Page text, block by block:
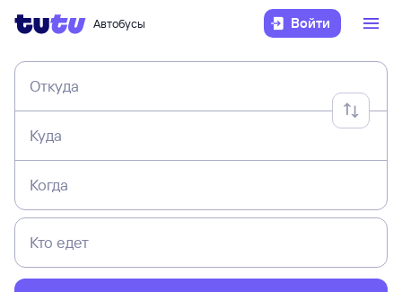
Автобусы Войти
Откуда
Куда
Когда
Кто едет